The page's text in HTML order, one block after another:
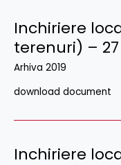
Inchiriere
terenuri) – 27
Arhiva 2019
download document
Inchiriere